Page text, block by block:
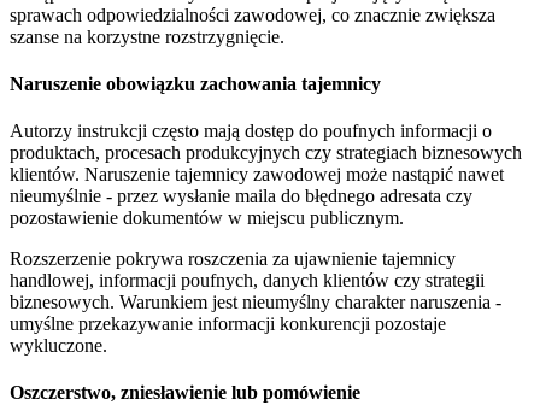
sprawach odpowiedzialności zawodowej, co znacznie zwiększa
szanse na korzystne rozstrzygnięcie.
Naruszenie obowiązku zachowania tajemnicy
Autorzy instrukcji często mają dostęp do poufnych informacji o
produktach, procesach produkcyjnych czy strategiach biznesowych
klientów. Naruszenie tajemnicy zawodowej może nastąpić nawet
nieumyślnie - przez wysłanie maila do błędnego adresata czy
pozostawienie dokumentów w miejscu publicznym.
Rozszerzenie pokrywa roszczenia za ujawnienie tajemnicy
handlowej, informacji poufnych, danych klientów czy strategii
biznesowych. Warunkiem jest nieumyślny charakter naruszenia -
umyślne przekazywanie informacji konkurencji pozostaje
wykluczone.
Oszczerstwo, zniesławienie lub pomówienie